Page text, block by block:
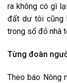
ra không có gì
đất dư tôi cũng
trong sổ đỏ nhà
Từng đoàn
Theo báo Nông